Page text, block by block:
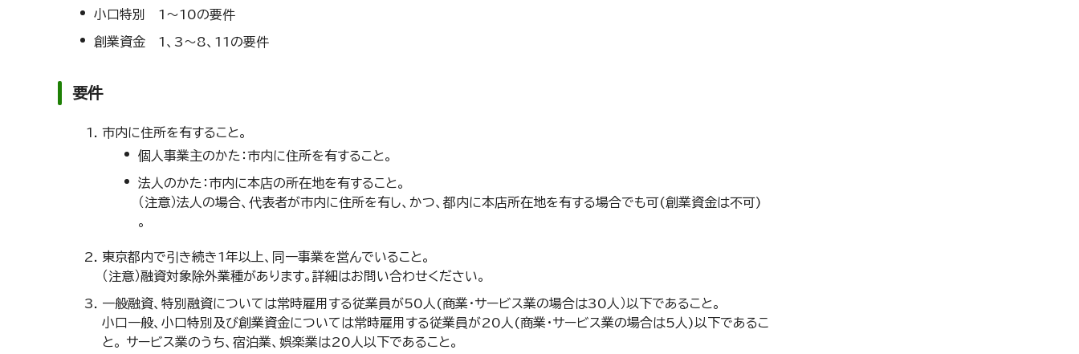
小口特別 1～10の要件
創業資金 1、3～8、11の要件
要件
市内に住所を有すること。
個人事業主のかた：市内に住所を有すること。
法人のかた：市内に本店の所在地を有すること。
（注意）法人の場合、代表者が市内に住所を有し、かつ、都内に本店所在地を有する場合でも可(創業資金は不可)
。
東京都内で引き続き1年以上、同一事業を営んでいること。
（注意）融資対象除外業種があります。詳細はお問い合わせください。
一般融資、特別融資については常時雇用する従業員が50人(商業・サービス業の場合は30人）以下であること。
小口一般、小口特別及び創業資金については常時雇用する従業員が20人(商業・サービス業の場合は5人)以下であるこ
と。 サービス業のうち、宿泊業、娯楽業は20人以下であること。